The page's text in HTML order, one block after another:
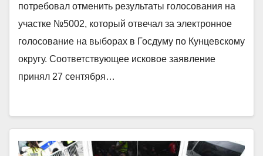
потребовал отменить результаты голосования на
участке №5002, который отвечал за электронное
голосование на выборах в Госдуму по Кунцевскому
округу. Соответствующее исковое заявление
принял 27 сентября…